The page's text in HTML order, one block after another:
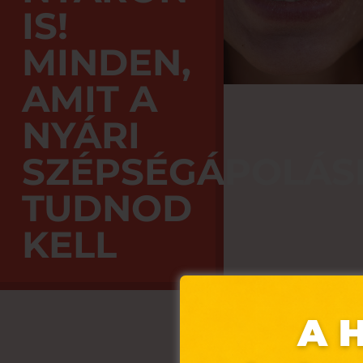
IS!
MINDEN,
AMIT A
NYÁRI
TUDNOD
KELL